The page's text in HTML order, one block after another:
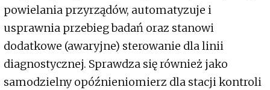
powielania przyrządów, automatyzuje i
usprawnia przebieg badań oraz stanowi
dodatkowe (awaryjne) sterowanie dla linii
diagnostycznej. Sprawdza się również jako
samodzielny opóźnieniomierz dla stacji kontroli